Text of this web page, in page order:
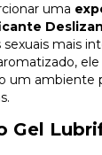
uma
mais
um ambiente
Gel